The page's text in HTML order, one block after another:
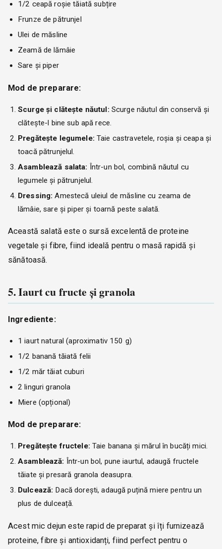
1/2 ceapă roșie tăiată subțire
Frunze de pătrunjel
Ulei de măsline
Zeamă de lămâie
Sare și piper
Mod de preparare:
Scurge și clătește năutul: Scurge năutul din conservă și
clătește-l bine sub apă rece.
Pregătește legumele: Taie castravetele, roșia și ceapa și
toacă pătrunjelul.
Asamblează salata: Într-un bol, combină năutul cu
legumele și pătrunjelul.
Dressing: Amestecă uleiul de măsline cu zeama de
lămâie, sare și piper și toarnă peste salată.
Această salată este o sursă excelentă de proteine
vegetale și fibre, fiind ideală pentru o masă rapidă și
sănătoasă.
5. Iaurt cu fructe și granola
Ingrediente:
1 iaurt natural (aproximativ 150 g)
1/2 banană tăiată felii
1/2 măr tăiat cuburi
2 linguri granola
Miere (opțional)
Mod de preparare:
Pregătește fructele: Taie banana și mărul în bucăți mici.
Asamblează: Într-un bol, pune iaurtul, adaugă fructele
tăiate și presară granola deasupra.
Dulcează: Dacă dorești, adaugă puțină miere pentru un
plus de dulceață.
Acest mic dejun este rapid de preparat și îți furnizează
proteine, fibre și antioxidanți, fiind perfect pentru o